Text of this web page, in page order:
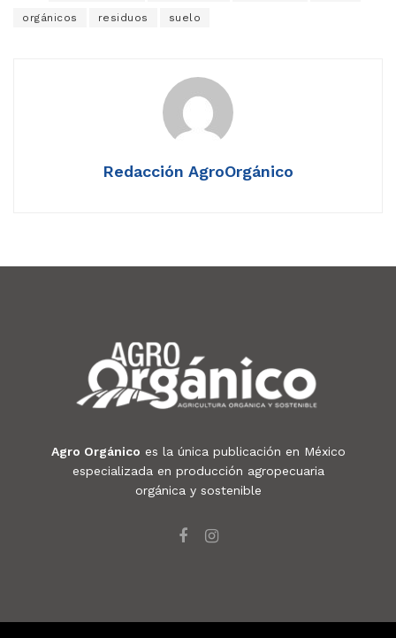
orgánicos residuos suelo
Redacción AgroOrgánico
Agro Orgánico es la única publicación en México
especializada en producción agropecuaria
orgánica y sostenible